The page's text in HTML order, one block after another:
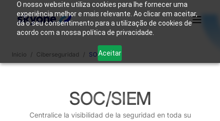
O nosso website utiliza cookies para lhe fornecer uma
experiência melhor e mais relevante. Ao clicar em aceitar,
dá o seu consentimento para a utilização de cookies de
acordo com a nossa política de privacidade.
Aceitar
Productos
Skyone?
Soluciones
Inicio / Ciberseguridad / SOC / SIEM
SOC/SIEM
Centralice la visibilidad de la seguridad en toda su